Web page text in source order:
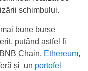
schimbului.
bune burse
putând astfel fi
Chain, Ethereum,
și un portofel